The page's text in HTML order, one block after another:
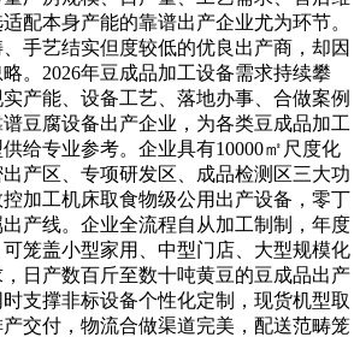
配本身产能的靠谱出产企业尤为环节。
手艺结实但度较低的优良出产商，却因
。2026年豆成品加工设备需求持续攀
产能、设备工艺、落地办事、合做案例
豆腐设备出产企业，为各类豆成品加工
给专业参考。企业具有10000㎡尺度化
产区、专项研发区、成品检测区三大功
加工机床取食物级公用出产设备，零丁
产线。企业全流程自从加工制制，年度
笼盖小型家用、中型门店、大型规模化
日产数百斤至数十吨黄豆的豆成品出产
支撑非标设备个性化定制，现货机型取
交付，物流合做渠道完美，配送范畴笼